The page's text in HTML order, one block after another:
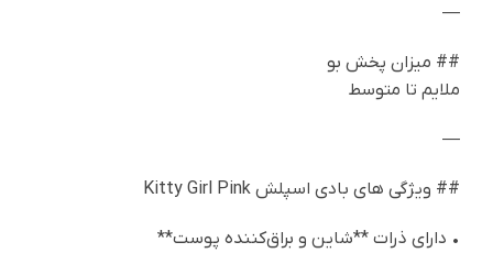
—
## میزان پخش بو
ملایم تا متوسط
—
## ویژگی های بادی اسپلش Kitty Girl Pink
• دارای ذرات **شاین و براق‌کننده پوست**